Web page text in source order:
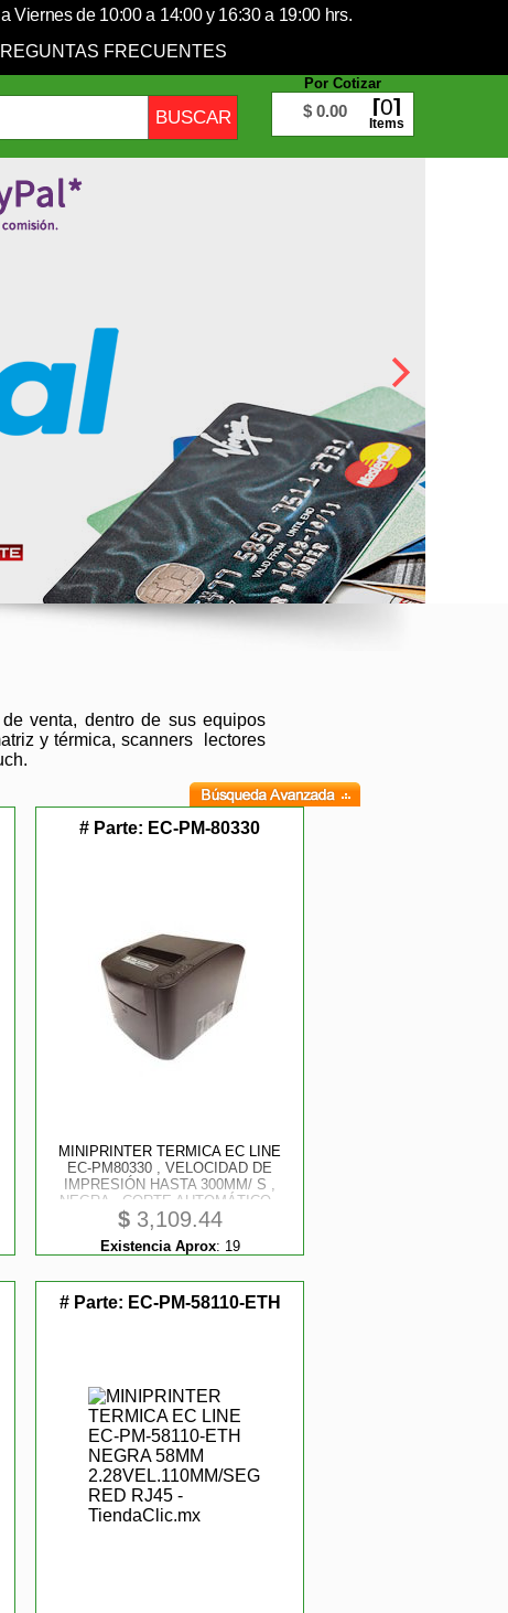
Viernes de 10:00 a 14:00 y 16:30 a 19:00 hrs.
FRECUENTES
Por Cotizar
$ 0.00 0
Items
venta, dentro de sus equipos
y térmica, scanners lectores
# Parte: EC-PM-80330
MINIPRINTER TERMICA EC LINE
EC-PM80330 , VELOCIDAD DE
IMPRESIÓN HASTA 300MM/ S ,
NEGRA , CORTE AUTOMÁTICO ,
ANCHO DE PAPEL 64MM/ 76MM ,
INTERFAZ ETHERNET-SERIAL-
USB.
$3,109.44
Existencia Aprox: 19
# Parte: EC-PM-58110-ETH